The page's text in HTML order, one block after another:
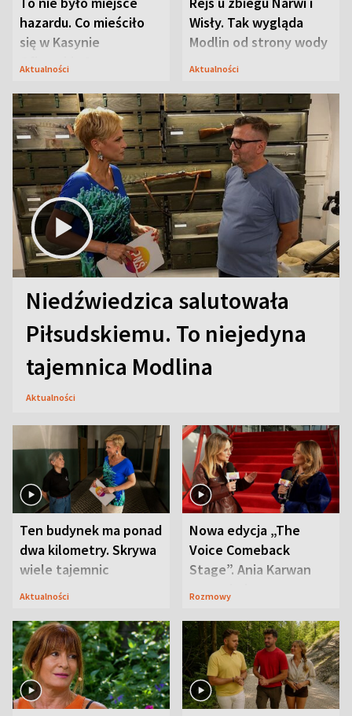
hazardu. Co mieściło
się w Kasynie
Oficerskim?
Aktualności
Wisły. Tak wygląda
Modlin od strony wody
Aktualności
Niedźwiedzica salutowała
Piłsudskiemu. To niejedyna
tajemnica Modlina
Aktualności
Ten budynek ma ponad
dwa kilometry. Skrywa
wiele tajemnic
Aktualności
Nowa edycja „The
Voice Comeback
Stage”. Ania Karwan
zapowiada
Rozmowy